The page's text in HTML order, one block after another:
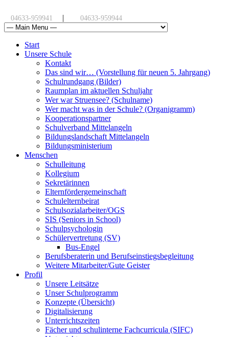
04633-959941 | 04633-959944
Start
Unsere Schule
Kontakt
Das sind wir… (Vorstellung für neuen 5. Jahrgang)
Schulrundgang (Bilder)
Raumplan im aktuellen Schuljahr
Wer war Struensee? (Schulname)
Wer macht was in der Schule? (Organigramm)
Kooperationspartner
Schulverband Mittelangeln
Bildungslandschaft Mittelangeln
Bildungsministerium
Menschen
Schulleitung
Kollegium
Sekretärinnen
Elternfördergemeinschaft
Schulelternbeirat
Schulsozialarbeiter/OGS
SIS (Seniors in School)
Schulpsychologin
Schülervertretung (SV)
Bus-Engel
Berufsberaterin und Berufseinstiegsbegleitung
Weitere Mitarbeiter/Gute Geister
Profil
Unsere Leitsätze
Unser Schulprogramm
Konzepte (Übersicht)
Digitalisierung
Unterrichtszeiten
Fächer und schulinterne Fachcurricula (SIFC)